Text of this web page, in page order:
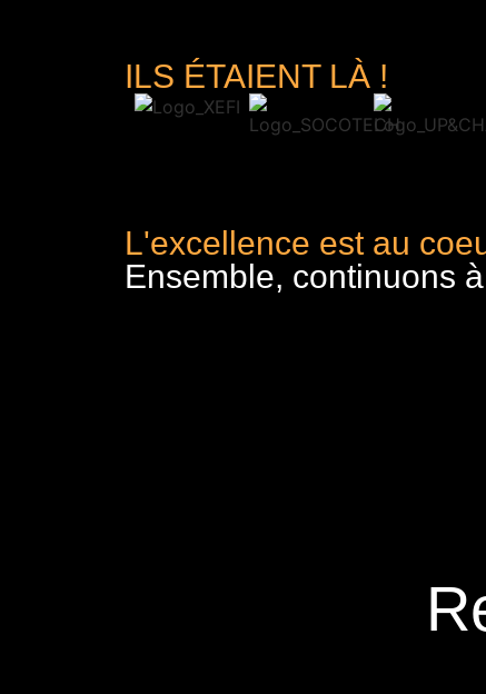
ILS ÉTAIENT LÀ !
L'excellence est au
Ensemble, continuons